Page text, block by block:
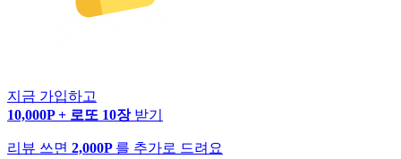
지금 가입하고
10,000P + 로또 10장 받기
리뷰 쓰면 2,000P 를 추가로 드려요